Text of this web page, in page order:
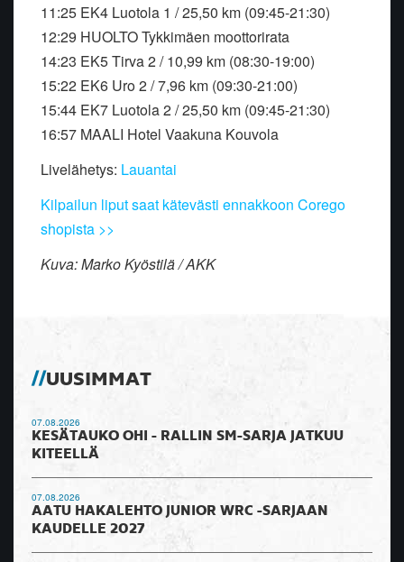
11:25 EK4 Luotola 1 / 25,50 km (09:45-21:30)
12:29 HUOLTO Tykkimäen moottorirata
14:23 EK5 Tirva 2 / 10,99 km (08:30-19:00)
15:22 EK6 Uro 2 / 7,96 km (09:30-21:00)
15:44 EK7 Luotola 2 / 25,50 km (09:45-21:30)
16:57 MAALI Hotel Vaakuna Kouvola
Livelähetys: Lauantai
Kilpailun liput saat kätevästi ennakkoon Corego
shopista >>
Kuva: Marko Kyöstilä / AKK
UUSIMMAT
07.08.2026
KESÄTAUKO OHI - RALLIN SM-SARJA JATKUU
KITEELLÄ
07.08.2026
AATU HAKALEHTO JUNIOR WRC -SARJAAN
KAUDELLE 2027